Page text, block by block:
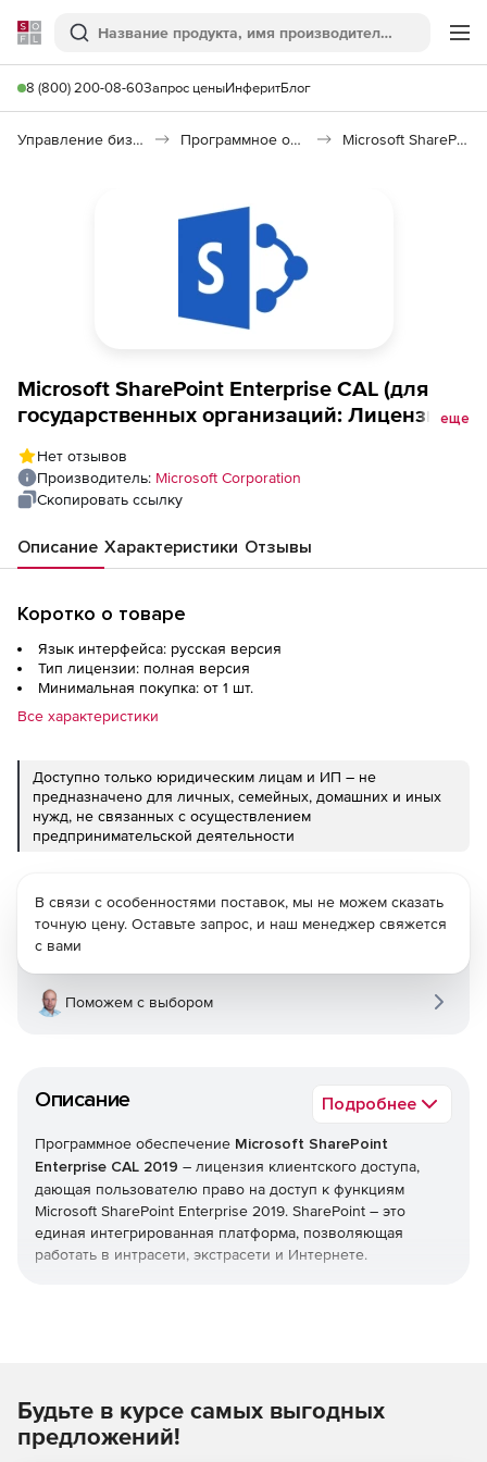
Softline
Поиск
8 (800) 200-08-60Запрос ценыИнферитБлог
Управление бизнесом, CRM/ERP Программное обеспечение для управления бизнесом Microsoft SharePoint Enterprise CAL 2019
Microsoft SharePoint Enterprise CAL (для
государственных организаций: Лицензияеще
Нет отзывов
Производитель: Microsoft Corporation
Скопировать ссылку
Описание Характеристики Отзывы
Коротко о товаре
Язык интерфейса: русская версия
Тип лицензии: полная версия
Минимальная покупка: от 1 шт.
Все характеристики
Доступно только юридическим лицам и ИП – не
предназначено для личных, семейных, домашних и иных
нужд, не связанных с осуществлением
предпринимательской деятельности
Описание Подробнее
Программное обеспечение Microsoft SharePoint
Enterprise CAL 2019 – лицензия клиентского доступа,
дающая пользователю право на доступ к функциям
Microsoft SharePoint Enterprise 2019. SharePoint – это
единая интегрированная платформа, позволяющая
работать в интрасети, экстрасети и Интернете.
которые обращаются к серверу SharePoint, необходима
лицензия CAL.
В связи с особенностями поставок, мы не можем сказать
точную цену. Оставьте запрос, и наш менеджер свяжется
с вами
Поможем с выбором
Будьте в курсе самых выгодных
предложений!